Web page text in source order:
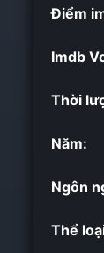
Điểm
Imdb
Thời
Năm:
Ngôn
Thể